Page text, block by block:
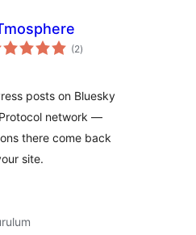
(2toplam
puan
)
posts on Bluesky
network —
there come back
site.